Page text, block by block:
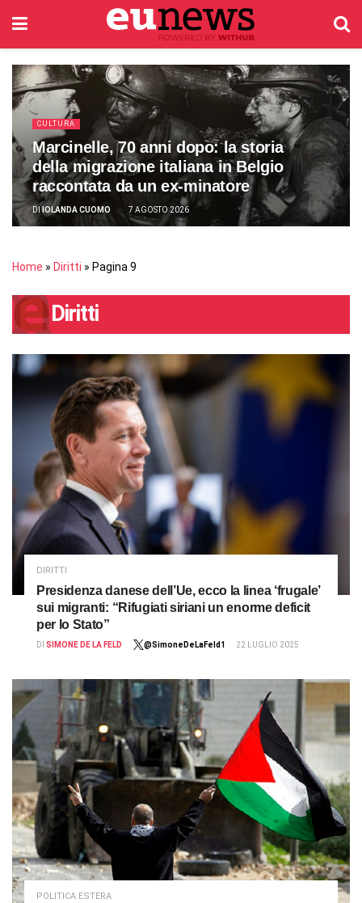
CULTURA
Marcinelle, 70 anni dopo: la storia
della migrazione italiana in Belgio
raccontata da un ex-minatore
DI IOLANDA CUOMO 7 AGOSTO 2026
Home » Diritti » Pagina 9
Diritti
DIRITTI
Presidenza danese dell’Ue, ecco la linea ‘frugale’
sui migranti: “Rifugiati siriani un enorme deficit
per lo Stato”
DI SIMONE DE LA FELD @SimoneDeLaFeld1 22 LUGLIO 2025
POLITICA ESTERA